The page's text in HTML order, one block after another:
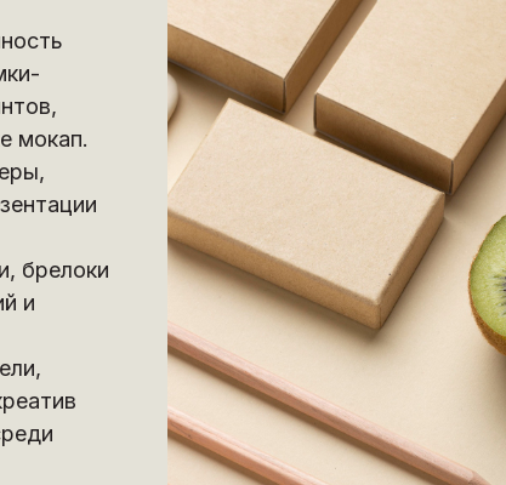
мокап.
брелоки
и